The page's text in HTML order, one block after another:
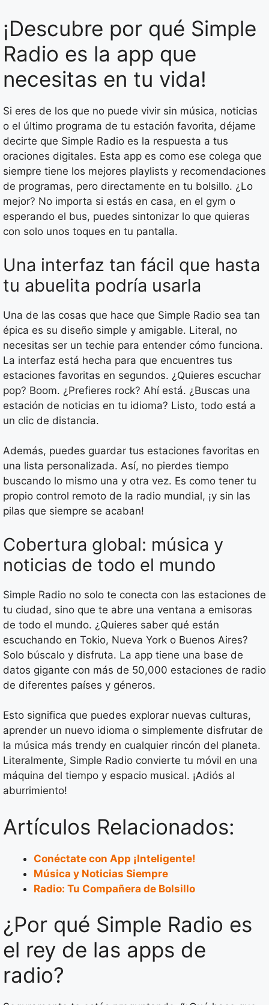
¡Descubre por qué Simple
Radio es la app que
necesitas en tu vida!
Si eres de los que no puede vivir sin música, noticias
o el último programa de tu estación favorita, déjame
decirte que Simple Radio es la respuesta a tus
oraciones digitales. Esta app es como ese colega que
siempre tiene los mejores playlists y recomendaciones
de programas, pero directamente en tu bolsillo. ¿Lo
mejor? No importa si estás en casa, en el gym o
esperando el bus, puedes sintonizar lo que quieras
con solo unos toques en tu pantalla.
Una interfaz tan fácil que hasta
tu abuelita podría usarla
Una de las cosas que hace que Simple Radio sea tan
épica es su diseño simple y amigable. Literal, no
necesitas ser un techie para entender cómo funciona.
La interfaz está hecha para que encuentres tus
estaciones favoritas en segundos. ¿Quieres escuchar
pop? Boom. ¿Prefieres rock? Ahí está. ¿Buscas una
estación de noticias en tu idioma? Listo, todo está a
un clic de distancia.
Además, puedes guardar tus estaciones favoritas en
una lista personalizada. Así, no pierdes tiempo
buscando lo mismo una y otra vez. Es como tener tu
propio control remoto de la radio mundial, ¡y sin las
pilas que siempre se acaban!
Cobertura global: música y
noticias de todo el mundo
Simple Radio no solo te conecta con las estaciones de
tu ciudad, sino que te abre una ventana a emisoras
de todo el mundo. ¿Quieres saber qué están
escuchando en Tokio, Nueva York o Buenos Aires?
Solo búscalo y disfruta. La app tiene una base de
datos gigante con más de 50,000 estaciones de radio
de diferentes países y géneros.
Esto significa que puedes explorar nuevas culturas,
aprender un nuevo idioma o simplemente disfrutar de
la música más trendy en cualquier rincón del planeta.
Literalmente, Simple Radio convierte tu móvil en una
máquina del tiempo y espacio musical. ¡Adiós al
aburrimiento!
Artículos Relacionados:
Conéctate con App ¡Inteligente!
Música y Noticias Siempre
Radio: Tu Compañera de Bolsillo
¿Por qué Simple Radio es
el rey de las apps de
radio?